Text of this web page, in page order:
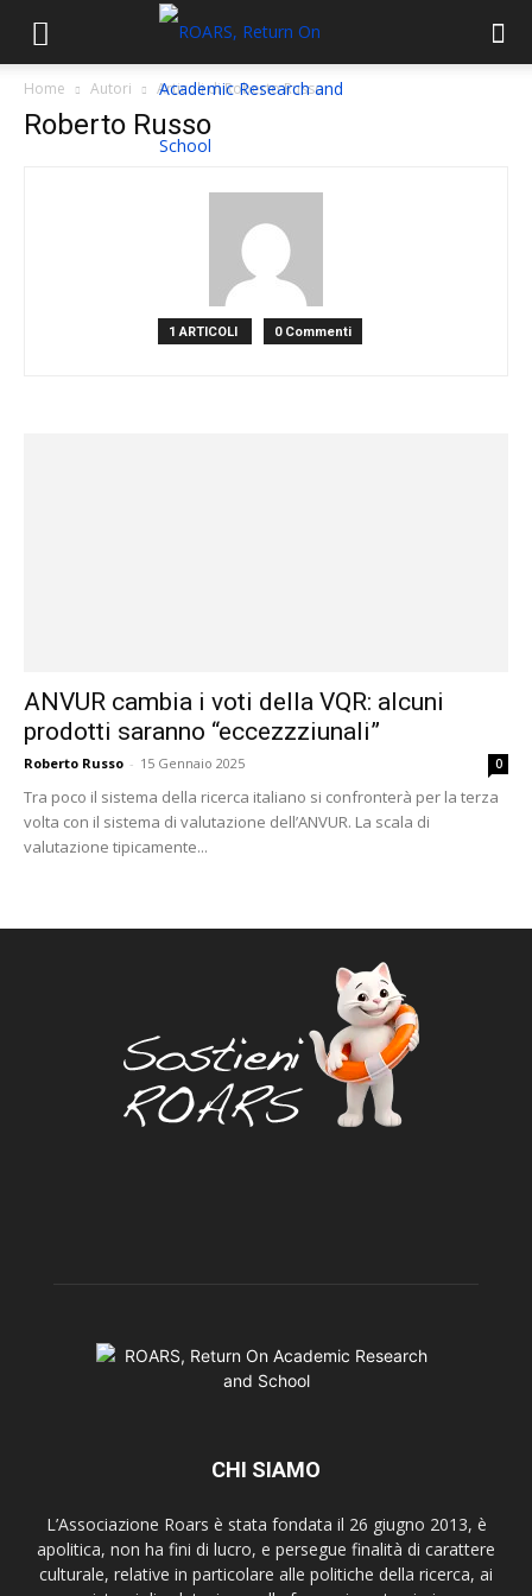
Home Autori Articoli di Roberto Russo
Roberto Russo
1 ARTICOLI 0 Commenti
ANVUR cambia i voti della VQR: alcuni
prodotti saranno “eccezzziunali”
Roberto Russo - 15 Gennaio 2025 0
Tra poco il sistema della ricerca italiano si confronterà per la terza
volta con il sistema di valutazione dell’ANVUR. La scala di
valutazione tipicamente...
CHI SIAMO
L’Associazione Roars è stata fondata il 26 giugno 2013, è
apolitica, non ha fini di lucro, e persegue finalità di carattere
culturale, relative in particolare alle politiche della ricerca, ai